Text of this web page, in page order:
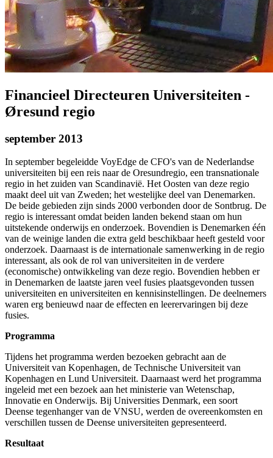
Financieel Directeuren Universiteiten -
Øresund regio
september 2013
In september begeleidde VoyEdge de CFO's van de Nederlandse
universiteiten bij een reis naar de Oresundregio, een transnationale
regio in het zuiden van Scandinavië. Het Oosten van deze regio
maakt deel uit van Zweden; het westelijke deel van Denemarken.
De beide gebieden zijn sinds 2000 verbonden door de Sontbrug. De
regio is interessant omdat beiden landen bekend staan om hun
uitstekende onderwijs en onderzoek. Bovendien is Denemarken één
van de weinige landen die extra geld beschikbaar heeft gesteld voor
onderzoek. Daarnaast is de internationale samenwerking in de regio
interessant, als ook de rol van universiteiten in de verdere
(economische) ontwikkeling van deze regio. Bovendien hebben er
in Denemarken de laatste jaren veel fusies plaatsgevonden tussen
universiteiten en universiteiten en kennisinstellingen. De deelnemers
waren erg benieuwd naar de effecten en leerervaringen bij deze
fusies.
Programma
Tijdens het programma werden bezoeken gebracht aan de
Universiteit van Kopenhagen, de Technische Universiteit van
Kopenhagen en Lund Universiteit. Daarnaast werd het programma
ingeleid met een bezoek aan het ministerie van Wetenschap,
Innovatie en Onderwijs. Bij Universities Denmark, een soort
Deense tegenhanger van de VNSU, werden de overeenkomsten en
verschillen tussen de Deense universiteiten gepresenteerd.
Resultaat